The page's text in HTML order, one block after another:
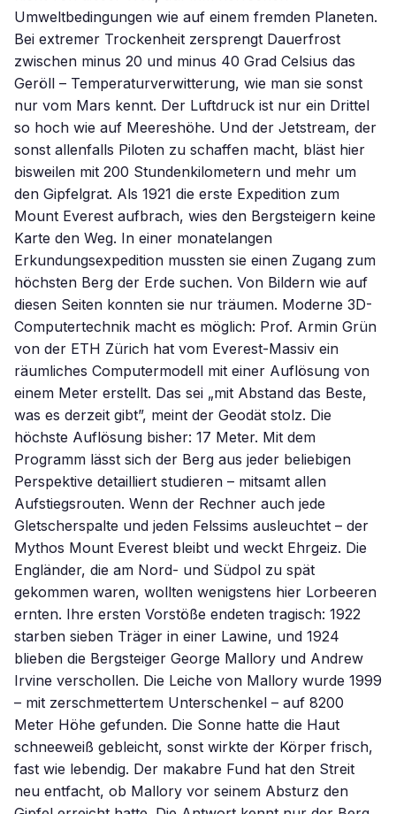
Umweltbedingungen wie auf einem fremden Planeten.
Bei extremer Trockenheit zersprengt Dauerfrost
zwischen minus 20 und minus 40 Grad Celsius das
Geröll – Temperaturverwitterung, wie man sie sonst
nur vom Mars kennt. Der Luftdruck ist nur ein Drittel
so hoch wie auf Meereshöhe. Und der Jetstream, der
sonst allenfalls Piloten zu schaffen macht, bläst hier
bisweilen mit 200 Stundenkilometern und mehr um
den Gipfelgrat. Als 1921 die erste Expedition zum
Mount Everest aufbrach, wies den Bergsteigern keine
Karte den Weg. In einer monatelangen
Erkundungsexpedition mussten sie einen Zugang zum
höchsten Berg der Erde suchen. Von Bildern wie auf
diesen Seiten konnten sie nur träumen. Moderne 3D-
Computertechnik macht es möglich: Prof. Armin Grün
von der ETH Zürich hat vom Everest-Massiv ein
räumliches Computermodell mit einer Auflösung von
einem Meter erstellt. Das sei „mit Abstand das Beste,
was es derzeit gibt”, meint der Geodät stolz. Die
höchste Auflösung bisher: 17 Meter. Mit dem
Programm lässt sich der Berg aus jeder beliebigen
Perspektive detailliert studieren – mitsamt allen
Aufstiegsrouten. Wenn der Rechner auch jede
Gletscherspalte und jeden Felssims ausleuchtet – der
Mythos Mount Everest bleibt und weckt Ehrgeiz. Die
Engländer, die am Nord- und Südpol zu spät
gekommen waren, wollten wenigstens hier Lorbeeren
ernten. Ihre ersten Vorstöße endeten tragisch: 1922
starben sieben Träger in einer Lawine, und 1924
blieben die Bergsteiger George Mallory und Andrew
Irvine verschollen. Die Leiche von Mallory wurde 1999
– mit zerschmettertem Unterschenkel – auf 8200
Meter Höhe gefunden. Die Sonne hatte die Haut
schneeweiß gebleicht, sonst wirkte der Körper frisch,
fast wie lebendig. Der makabre Fund hat den Streit
neu entfacht, ob Mallory vor seinem Absturz den